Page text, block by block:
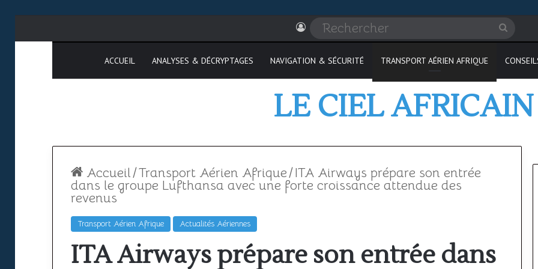
Connexion
ACCUEIL ANALYSES & DÉCRYPTAGES NAVIGATION & SÉCURITÉ TRANSPORT AÉRIEN AFRIQUE
LE CIEL AFRICAIN
Accueil/Transport Aérien Afrique/ITA Airways prépare son entrée
dans le groupe Lufthansa avec une forte croissance attendue des
revenus
Transport Aérien Afrique Actualités Aériennes
ITA Airways prépare son entrée dans
Formation
PPL
:
étapes,
africain
: